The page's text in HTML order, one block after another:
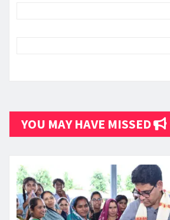
YOU MAY HAVE MISSED